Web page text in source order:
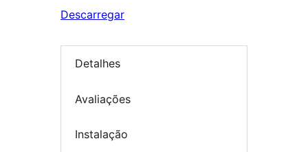
Descarregar
Detalhes
Avaliações
Instalação